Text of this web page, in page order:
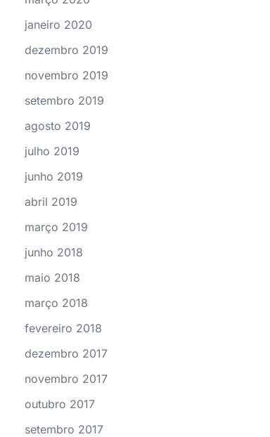
janeiro 2020
dezembro 2019
novembro 2019
setembro 2019
agosto 2019
julho 2019
junho 2019
abril 2019
março 2019
junho 2018
maio 2018
março 2018
fevereiro 2018
dezembro 2017
novembro 2017
outubro 2017
setembro 2017